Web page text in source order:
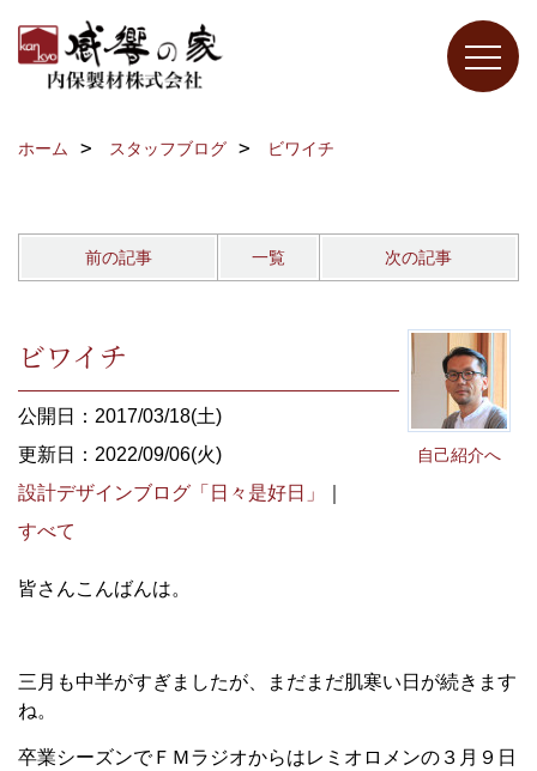
ホーム スタッフブログ ビワイチ
前の記事 一覧 次の記事
自己紹介へ
ビワイチ
公開日：2017/03/18(土)
更新日：2022/09/06(火)
設計デザインブログ「日々是好日」
すべて
皆さんこんばんは。
三月も中半がすぎましたが、まだまだ肌寒い日が続きます
ね。
卒業シーズンでＦＭラジオからはレミオロメンの３月９日